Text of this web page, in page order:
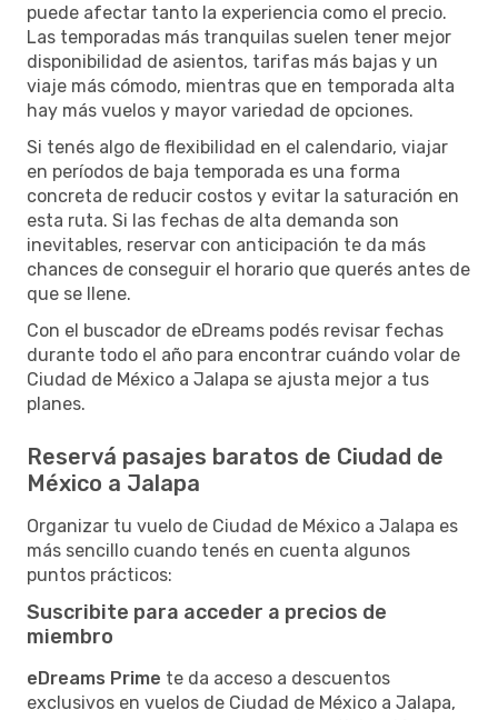
puede afectar tanto la experiencia como el precio.
Las temporadas más tranquilas suelen tener mejor
disponibilidad de asientos, tarifas más bajas y un
viaje más cómodo, mientras que en temporada alta
hay más vuelos y mayor variedad de opciones.
Si tenés algo de flexibilidad en el calendario, viajar
en períodos de baja temporada es una forma
concreta de reducir costos y evitar la saturación en
esta ruta. Si las fechas de alta demanda son
inevitables, reservar con anticipación te da más
chances de conseguir el horario que querés antes de
que se llene.
Con el buscador de eDreams podés revisar fechas
durante todo el año para encontrar cuándo volar de
Ciudad de México a Jalapa se ajusta mejor a tus
planes.
Reservá pasajes baratos de Ciudad de
México a Jalapa
Organizar tu vuelo de Ciudad de México a Jalapa es
más sencillo cuando tenés en cuenta algunos
puntos prácticos:
Suscribite para acceder a precios de
miembro
eDreams Prime te da acceso a descuentos
exclusivos en vuelos de Ciudad de México a Jalapa,